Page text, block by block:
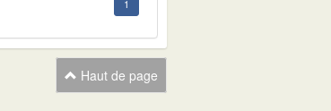
1
Haut de page